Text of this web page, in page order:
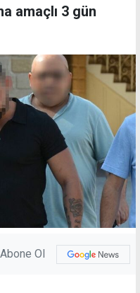
amaçlı 3 gün
Ol